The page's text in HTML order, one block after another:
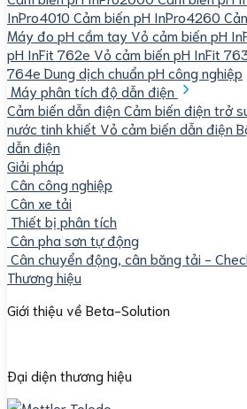
InPro4010 Cảm biến pH InPro4260
Máy đo pH cầm tay Vỏ cảm biến pH
pH InFit 762e Vỏ cảm biến pH InFit
764e Dung dịch chuẩn pH công nghiệp
Máy phân tích độ dẫn điện
Cảm biến dẫn điện Cảm biến điện trở
nước tinh khiết Vỏ cảm biến dẫn điện
dẫn điện
Giải pháp
Cân công nghiệp
Cân xe tải
Thiết bị phân tích
Cân pha sơn tự động
Cân chuyển động, cân băng tải -
Thương hiệu
Giới thiệu về Beta-Solution
Đại diện thương hiệu